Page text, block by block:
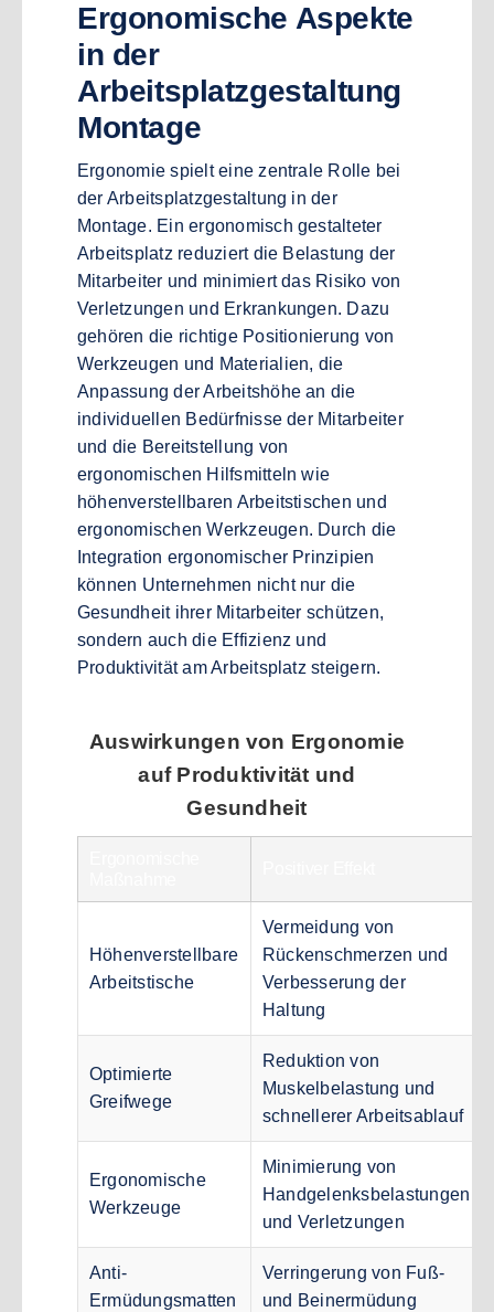
Ergonomische Aspekte
in der
Arbeitsplatzgestaltung
Montage
Ergonomie spielt eine zentrale Rolle bei
der Arbeitsplatzgestaltung in der
Montage. Ein ergonomisch gestalteter
Arbeitsplatz reduziert die Belastung der
Mitarbeiter und minimiert das Risiko von
Verletzungen und Erkrankungen. Dazu
gehören die richtige Positionierung von
Werkzeugen und Materialien, die
Anpassung der Arbeitshöhe an die
individuellen Bedürfnisse der Mitarbeiter
und die Bereitstellung von
ergonomischen Hilfsmitteln wie
höhenverstellbaren Arbeitstischen und
ergonomischen Werkzeugen. Durch die
Integration ergonomischer Prinzipien
können Unternehmen nicht nur die
Gesundheit ihrer Mitarbeiter schützen,
sondern auch die Effizienz und
Produktivität am Arbeitsplatz steigern.
Auswirkungen von Ergonomie
auf Produktivität und
Gesundheit
Höhenverstellbare
Arbeitstische
Vermeidung von
Rückenschmerzen und
Verbesserung der
Haltung
Optimierte
Greifwege
Reduktion von
Muskelbelastung und
schnellerer Arbeitsablauf
Ergonomische
Werkzeuge
Minimierung von
Handgelenksbelastungen
und Verletzungen
Anti-
Ermüdungsmatten
Verringerung von Fuß-
und Beinermüdung